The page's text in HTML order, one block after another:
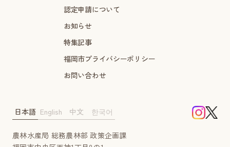
認定申請について
お知らせ
特集記事
福岡市プライバシーポリシー
お問い合わせ
農林水産局 総務農林部 政策企画課
日本語 English 中文 한국어